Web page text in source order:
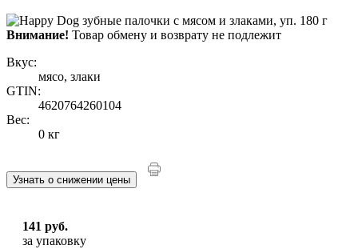
Внимание! Товар обмену и возврату не подлежит
Вкус:
мясо, злаки
GTIN:
4620764260104
Вес:
0 кг
Узнать о снижении цены
141 руб.
за упаковку